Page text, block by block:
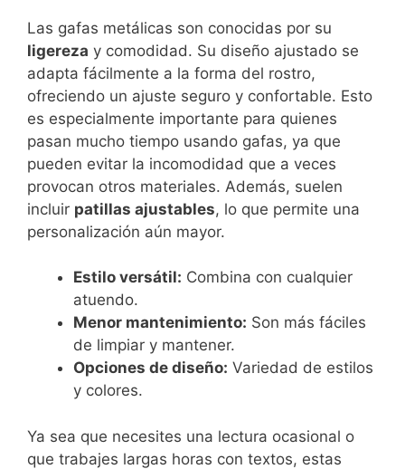
Las gafas metálicas son conocidas por su
ligereza y comodidad. Su diseño ajustado se
adapta fácilmente a la forma del rostro,
ofreciendo un ajuste seguro y confortable. Esto
es especialmente importante para quienes
pasan mucho tiempo usando gafas, ya que
pueden evitar la incomodidad que a veces
provocan otros materiales. Además, suelen
incluir patillas ajustables, lo que permite una
personalización aún mayor.
Estilo versátil: Combina con cualquier
atuendo.
Menor mantenimiento: Son más fáciles
de limpiar y mantener.
Opciones de diseño: Variedad de estilos
y colores.
Ya sea que necesites una lectura ocasional o
que trabajes largas horas con textos, estas